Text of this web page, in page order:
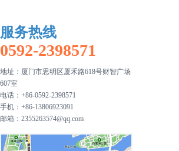
服务热线
0592-2398571
地址：厦门市思明区厦禾路618号财智广场
607室
电话：+86-0592-2398571
手机：+86-13806923091
邮箱： 2355263574@qq.com